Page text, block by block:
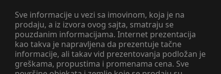
Sve informacije u vezi sa imovinom, koja je na
prodaju, a iz izvora ovog sajta, smatraju se
pouzdanim informacijama. Internet prezentacija
kao takva je napravljena da prezentuje tačne
informacije, ali takav vid prezentovanja podložan je
greškama, propustima i promenama cena. Sve